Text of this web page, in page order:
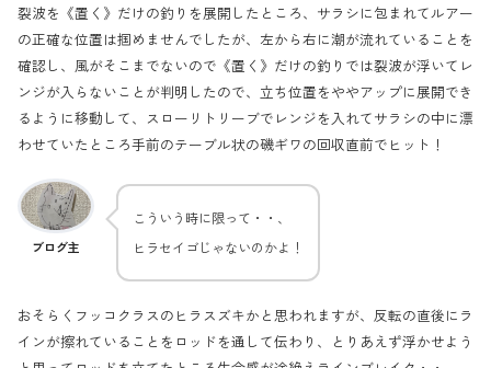
裂波を《置く》だけの釣りを展開したところ、サラシに包まれてルアー
の正確な位置は掴めませんでしたが、左から右に潮が流れていることを
確認し、風がそこまでないので《置く》だけの釣りでは裂波が浮いてレ
ンジが入らないことが判明したので、立ち位置をややアップに展開でき
るように移動して、スローリトリーブでレンジを入れてサラシの中に漂
わせていたところ手前のテーブル状の磯ギワの回収直前でヒット！
ブログ主
こういう時に限って・・、
ヒラセイゴじゃないのかよ！
おそらくフッコクラスのヒラスズキかと思われますが、反転の直後にラ
インが擦れていることをロッドを通して伝わり、とりあえず浮かせよう